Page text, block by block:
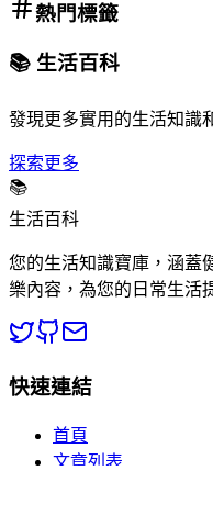
熱門標籤
📚 生活百科
發現更多實用的生活知識
探索更多
📚
生活百科
您的生活知識寶庫，涵蓋
樂內容，為您的日常生活
快速連結
首頁
文章列表